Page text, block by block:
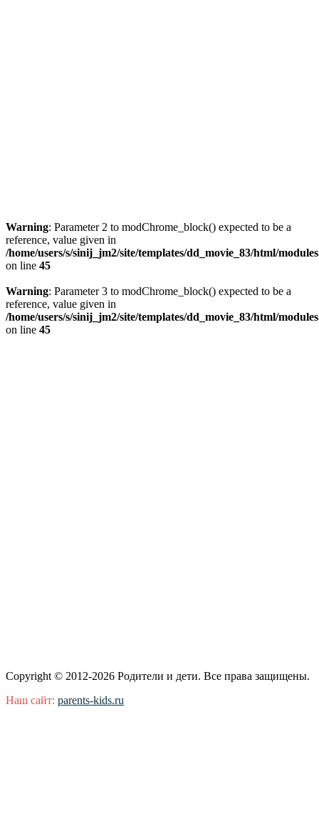
Warning: Parameter 2 to modChrome_block() expected to be a
reference, value given in
/home/users/s/sinij_jm2/site/templates/dd_movie_83/html/
on line 45
Warning: Parameter 3 to modChrome_block() expected to be a
reference, value given in
/home/users/s/sinij_jm2/site/templates/dd_movie_83/html/
on line 45
Copyright © 2012-2026 Родители и дети. Все права защищены.
Наш сайт: parents-kids.ru